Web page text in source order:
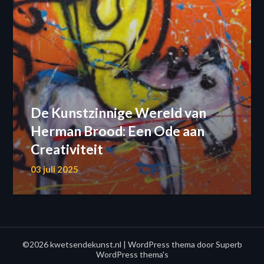
De Kunstzinnige Wereld van
Herman Brood: Een Ode aan
Creativiteit
03 juli 2025
©2026 kwetsendekunst.nl | WordPress thema doorSuperb
WordPress thema's